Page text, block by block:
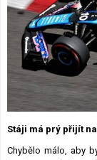
Stáji má prý přijít
Chybělo málo, aby